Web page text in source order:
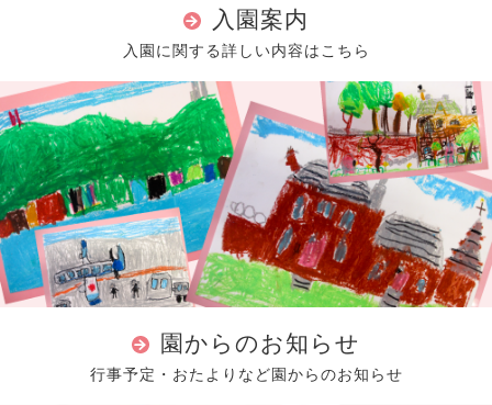
入園案内
入園に関する詳しい内容はこちら
園からのお知らせ
行事予定・おたよりなど園からのお知らせ